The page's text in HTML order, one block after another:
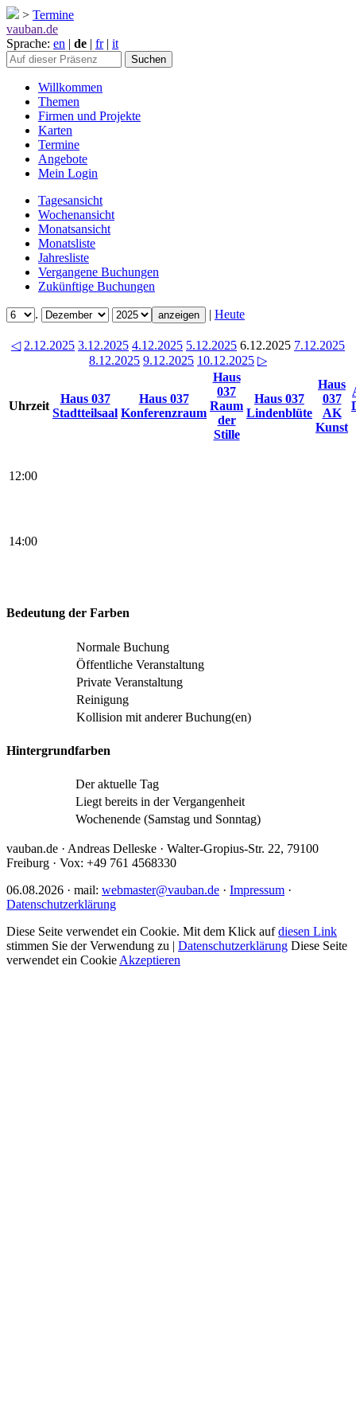
> Termine
vauban.de
Sprache: en | de | fr| it
Willkommen
Themen
Firmen und Projekte
Karten
Termine
Angebote
Mein Login
Tagesansicht
Wochenansicht
Monatsansicht
Monatsliste
Jahresliste
Vergangene Buchungen
Zukünftige Buchungen
. | Heute
◁ 2.12.2025 3.12.2025 4.12.2025 5.12.2025 6.12.2025 7.12.2025
8.12.2025 9.12.2025 10.12.2025 ▷
Uhrzeit
Haus 037
Stadtteilsaal
Haus 037
Konferenzraum
Haus
037
Raum
der
Stille
Haus 037
Lindenblüte
Haus
037
AK
Kunst
12:00
14:00
Bedeutung der Farben
Normale Buchung
Öffentliche Veranstaltung
Private Veranstaltung
Reinigung
Kollision mit anderer Buchung(en)
Hintergrundfarben
Der aktuelle Tag
Liegt bereits in der Vergangenheit
Wochenende (Samstag und Sonntag)
vauban.de · Andreas Delleske · Walter-Gropius-Str. 22, 79100
Freiburg · Vox: +49 761 4568330
06.08.2026 · mail: webmaster@vauban.de · Impressum ·
Datenschutzerklärung
Diese Seite verwendet ein Cookie. Mit dem Klick aufdiesen Link
stimmen Sie der Verwendung zu | Datenschutzerklärung Diese Seite
verwendet ein Cookie Akzeptieren